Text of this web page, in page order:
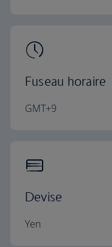
Fuseau horaire
GMT+9
Devise
Yen